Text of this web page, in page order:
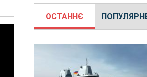
ОСТАННЄ